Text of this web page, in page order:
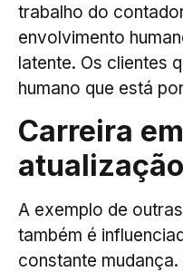
trabalho do
envolvimento
latente. Os clientes
humano que está
Carreira
atualização
A exemplo de
também é
constante